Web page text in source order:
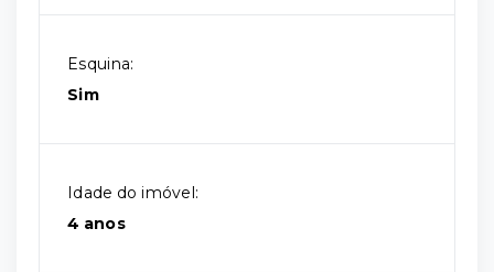
Esquina:
Sim
Idade do imóvel:
4 anos